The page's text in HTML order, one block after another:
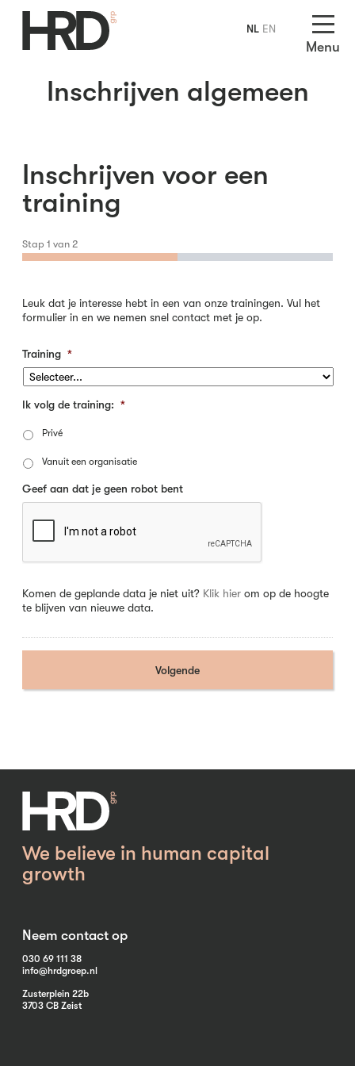
Menu
Inschrijven algemeen
Inschrijven voor een
training
Stap 1 van 2
Leuk dat je interesse hebt in een van onze trainingen. Vul het
formulier in en we nemen snel contact met je op.
Training *
Ik volg de training: *
Privé
Vanuit een organisatie
Geef aan dat je geen robot bent
Komen de geplande data je niet uit? Klik hier om op de hoogte
te blijven van nieuwe data.
We believe in human capital
growth
Neem contact op
030 69 111 38
info@hrdgroep.nl
Zusterplein 22b
3703 CB Zeist
NL EN